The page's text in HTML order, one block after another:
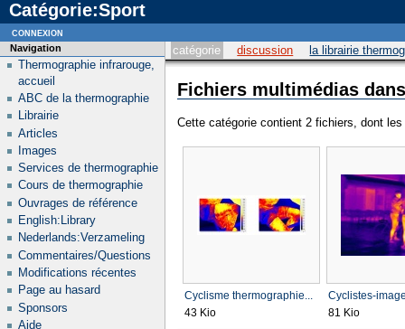
Catégorie:Sport
catégorie discussion la librairie
Fichiers multimédias
Cette catégorie contient 2 fichiers, dont
Cyclisme thermographie...
43 Kio
Cyclistes-
81 Kio
Navigation
Thermographie infrarouge,
accueil
ABC de la thermographie
Librairie
Articles
Images
Services de thermographie
Cours de thermographie
Ouvrages de référence
English:Library
Nederlands:Verzameling
Commentaires/Questions
Modifications récentes
Page au hasard
Sponsors
Aide
connexion